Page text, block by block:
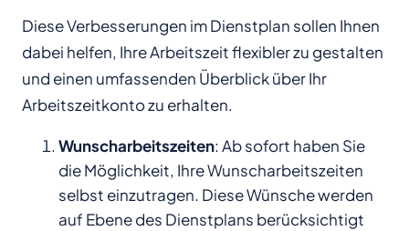
Diese Verbesserungen im Dienstplan sollen Ihnen
dabei helfen, Ihre Arbeitszeit flexibler zu gestalten
und einen umfassenden Überblick über Ihr
Arbeitszeitkonto zu erhalten.
Wunscharbeitszeiten: Ab sofort haben Sie
die Möglichkeit, Ihre Wunscharbeitszeiten
selbst einzutragen. Diese Wünsche werden
auf Ebene des Dienstplans berücksichtigt